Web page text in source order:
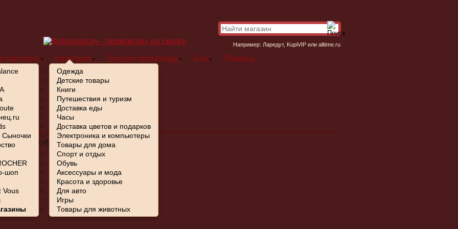
список купонов.
Например: Ларедут, KupiVIPили alltime.ru
магазины
Сыночки
шоп
Vous
Категории
Одежда
Детские товары
Книги
Путешествия и туризм
Доставка еды
Часы
Доставка цветов и подарков
Электроника и компьютеры
Товары для дома
Спорт и отдых
Обувь
Аксессуары и мода
Красота и здоровье
Для авто
Игры
Товары для животных
Лучшие промокоды Блог Помощь